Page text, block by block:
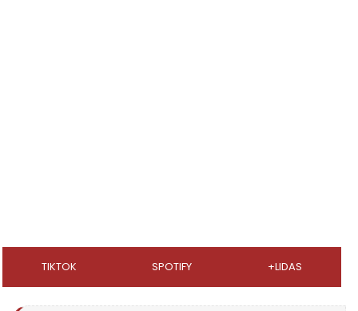
TIKTOK SPOTIFY +LIDAS